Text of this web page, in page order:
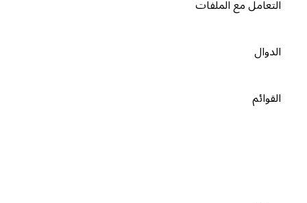
التعامل مع الملفات
الدوال
القوائم